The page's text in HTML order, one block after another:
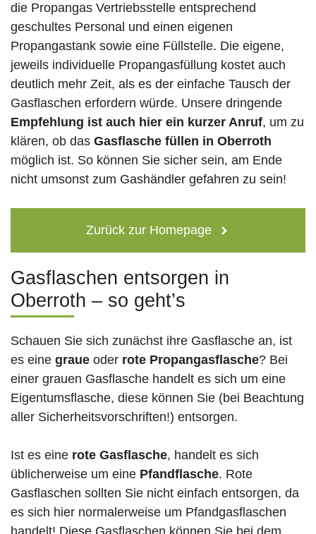
die Propangas Vertriebsstelle entsprechend
geschultes Personal und einen eigenen
Propangastank sowie eine Füllstelle. Die eigene,
jeweils individuelle Propangasfüllung kostet auch
deutlich mehr Zeit, als es der einfache Tausch der
Gasflaschen erfordern würde. Unsere dringende
Empfehlung ist auch hier ein kurzer Anruf, um zu
klären, ob das Gasflasche füllen in Oberroth
möglich ist. So können Sie sicher sein, am Ende
nicht umsonst zum Gashändler gefahren zu sein!
Zurück zur Homepage
Gasflaschen entsorgen in
Oberroth – so geht’s
Schauen Sie sich zunächst ihre Gasflasche an, ist
es eine graue oder rote Propangasflasche? Bei
einer grauen Gasflasche handelt es sich um eine
Eigentumsflasche, diese können Sie (bei Beachtung
aller Sicherheitsvorschriften!) entsorgen.
Ist es eine rote Gasflasche, handelt es sich
üblicherweise um eine Pfandflasche. Rote
Gasflaschen sollten Sie nicht einfach entsorgen, da
es sich hier normalerweise um Pfandgasflaschen